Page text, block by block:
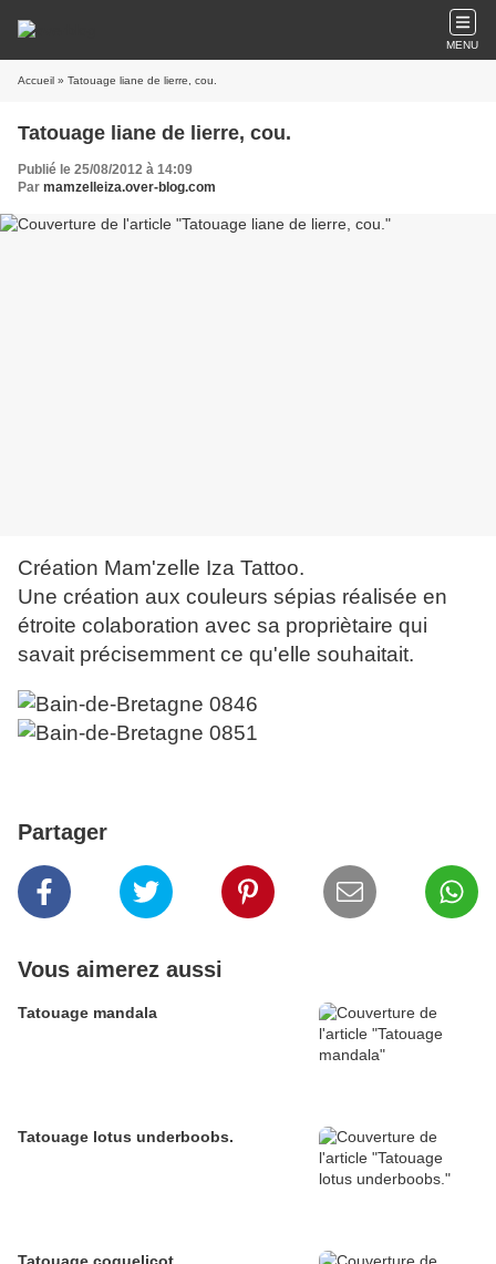
MENU
Accueil » Tatouage liane de lierre, cou.
Tatouage liane de lierre, cou.
Publié le 25/08/2012 à 14:09
Par mamzelleiza.over-blog.com
Création Mam'zelle Iza Tattoo.
Une création aux couleurs sépias réalisée en
étroite colaboration avec sa propriètaire qui
savait précisemment ce qu'elle souhaitait.
Partager
Vous aimerez aussi
Tatouage mandala
Tatouage lotus underboobs.